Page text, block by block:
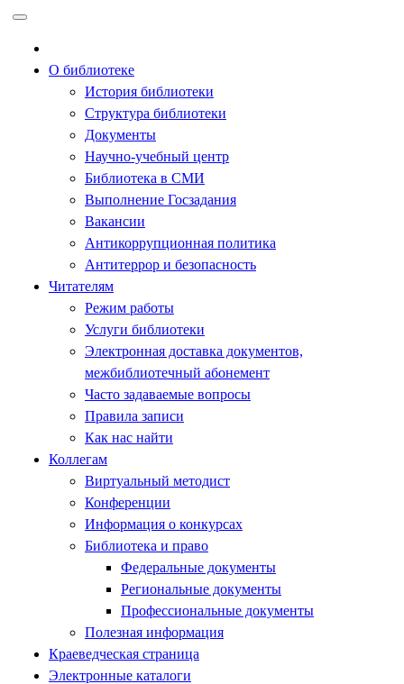
содержимому
О библиотеке
История библиотеки
Структура библиотеки
Документы
Научно-учебный центр
Библиотека в СМИ
Выполнение Госзадания
Вакансии
Антикоррупционная политика
Антитеррор и безопасность
Читателям
Режим работы
Услуги библиотеки
Электронная доставка документов,
межбиблиотечный абонемент
Часто задаваемые вопросы
Правила записи
Как нас найти
Коллегам
Виртуальный методист
Конференции
Информация о конкурсах
Библиотека и право
Федеральные документы
Региональные документы
Профессиональные документы
Полезная информация
Краеведческая страница
Электронные каталоги